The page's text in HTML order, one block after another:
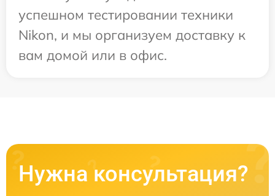
успешном тестировании техники
Nikon, и мы организуем доставку к
вам домой или в офис.
Нужна консультация?